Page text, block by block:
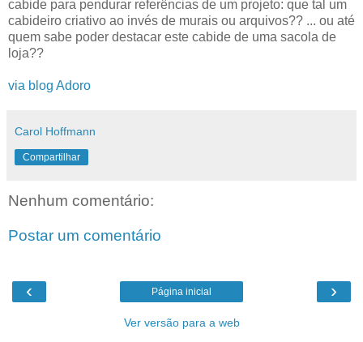
cabide para pendurar referências de um projeto: que tal um
cabideiro criativo ao invés de murais ou arquivos?? ... ou até
quem sabe poder destacar este cabide de uma sacola de
loja??
via blog Adoro
Carol Hoffmann
Compartilhar
Nenhum comentário:
Postar um comentário
‹ ›
Página inicial
Ver versão para a web